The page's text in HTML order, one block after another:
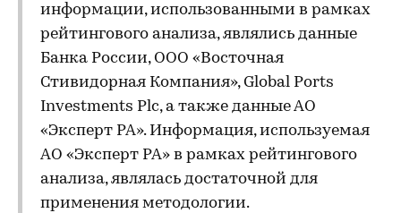
информации, использованными в рамках
рейтингового анализа, являлись данные
Банка России, ООО «Восточная
Стивидорная Компания», Global Ports
Investments Plc, а также данные АО
«Эксперт РА». Информация, используемая
АО «Эксперт РА» в рамках рейтингового
анализа, являлась достаточной для
применения методологии.